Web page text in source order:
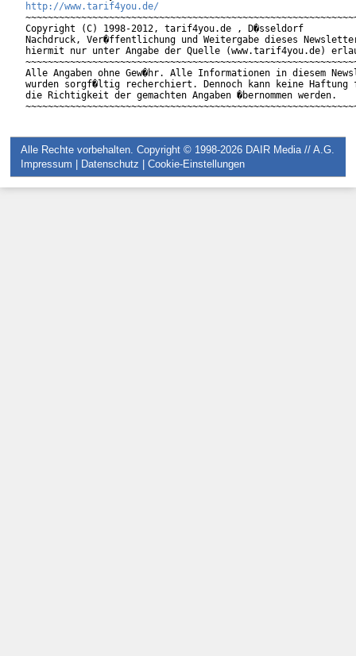
http://www.tarif4you.de/
Copyright (C) 1998-2012, tarif4you.de , D�sseldorf
Nachdruck, Ver�ffentlichung und Weitergabe dieses
hiermit nur unter Angabe der Quelle (www.tarif4you.de)
Alle Angaben ohne Gew�hr. Alle Informationen in diesem
wurden sorgf�ltig recherchiert. Dennoch kann keine Haftung
die Richtigkeit der gemachten Angaben �bernommen werden.
Alle Rechte vorbehalten. Copyright © 1998-2026 DAIR Media // A.G.
Impressum | Datenschutz | Cookie-Einstellungen